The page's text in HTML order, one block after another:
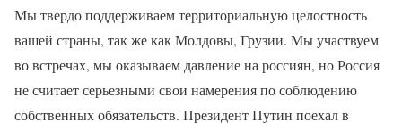
Мы твердо поддерживаем территориальную целостность
вашей страны, так же как Молдовы, Грузии. Мы участвуем
во встречах, мы оказываем давление на россиян, но Россия
не считает серьезными свои намерения по соблюдению
собственных обязательств. Президент Путин поехал в